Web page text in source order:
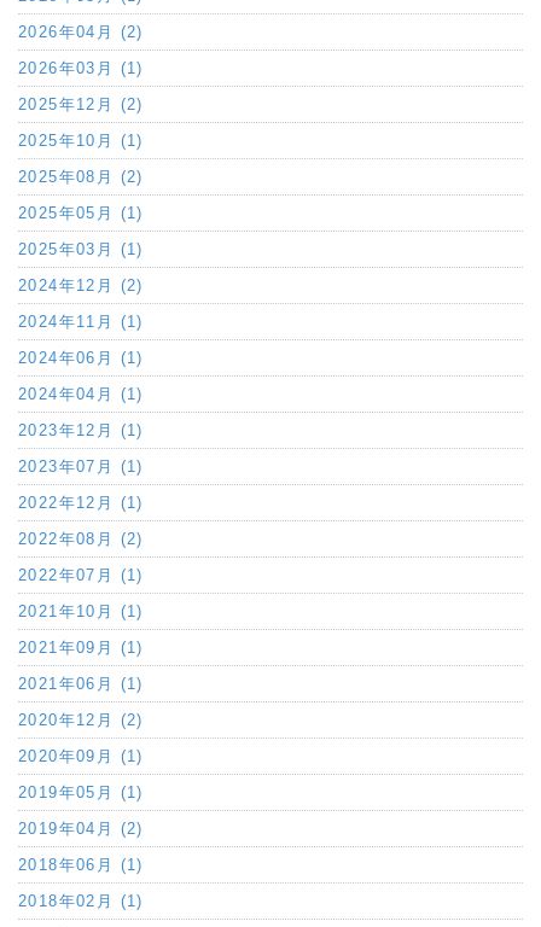
2026年04月 (2)
2026年03月 (1)
2025年12月 (2)
2025年10月 (1)
2025年08月 (2)
2025年05月 (1)
2025年03月 (1)
2024年12月 (2)
2024年11月 (1)
2024年06月 (1)
2024年04月 (1)
2023年12月 (1)
2023年07月 (1)
2022年12月 (1)
2022年08月 (2)
2022年07月 (1)
2021年10月 (1)
2021年09月 (1)
2021年06月 (1)
2020年12月 (2)
2020年09月 (1)
2019年05月 (1)
2019年04月 (2)
2018年06月 (1)
2018年02月 (1)